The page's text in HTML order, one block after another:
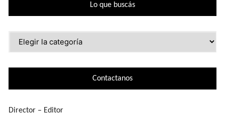
Lo que buscás
Contactanos
Director – Editor